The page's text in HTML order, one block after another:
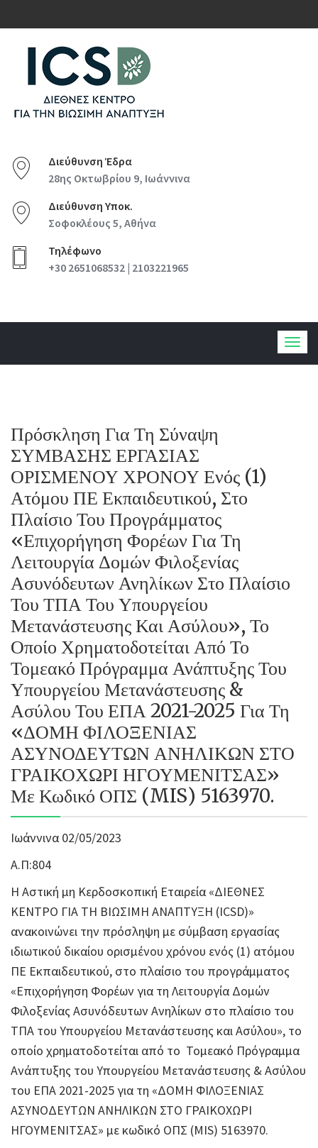
Διεύθυνση Έδρα
28ης Οκτωβρίου 9, Ιωάννινα
Διεύθυνση Υποκ.
Σοφοκλέους 5, Αθήνα
Τηλέφωνο
+30 2651068532 | 2103221965
Πρόσκληση Για Τη Σύναψη
ΣΥΜΒΑΣΗΣ ΕΡΓΑΣΙΑΣ
ΟΡΙΣΜΕΝΟΥ ΧΡΟΝΟΥ Ενός (1)
Ατόμου ΠΕ Εκπαιδευτικού, Στο
Πλαίσιο Του Προγράμματος
«Επιχορήγηση Φορέων Για Τη
Λειτουργία Δομών Φιλοξενίας
Ασυνόδευτων Ανηλίκων Στο Πλαίσιο
Του ΤΠΑ Του Υπουργείου
Μετανάστευσης Και Ασύλου», Το
Οποίο Χρηματοδοτείται Από Το
Τομεακό Πρόγραμμα Ανάπτυξης Του
Υπουργείου Μετανάστευσης &
Ασύλου Του ΕΠΑ 2021-2025 Για Τη
«ΔΟΜΗ ΦΙΛΟΞΕΝΙΑΣ
ΑΣΥΝΟΔΕΥΤΩΝ ΑΝΗΛΙΚΩΝ ΣΤΟ
ΓΡΑΙΚΟΧΩΡΙ ΗΓΟΥΜΕΝΙΤΣΑΣ»
Με Κωδικό ΟΠΣ (MIS) 5163970.
Ιωάννινα 02/05/2023
Α.Π:804
Η Αστική μη Κερδοσκοπική Εταιρεία «ΔΙΕΘΝΕΣ
ΚΕΝΤΡΟ ΓΙΑ ΤΗ ΒΙΩΣΙΜΗ ΑΝΑΠΤΥΞΗ (ICSD)»
ανακοινώνει την πρόσληψη με σύμβαση εργασίας
ιδιωτικού δικαίου ορισμένου χρόνου ενός (1) ατόμου
ΠΕ Εκπαιδευτικού, στο πλαίσιο του προγράμματος
«Επιχορήγηση Φορέων για τη Λειτουργία Δομών
Φιλοξενίας Ασυνόδευτων Ανηλίκων στο πλαίσιο του
ΤΠΑ του Υπουργείου Μετανάστευσης και Ασύλου», το
οποίο χρηματοδοτείται από το Τομεακό Πρόγραμμα
Ανάπτυξης του Υπουργείου Μετανάστευσης & Ασύλου
του ΕΠΑ 2021-2025 για τη «ΔΟΜΗ ΦΙΛΟΞΕΝΙΑΣ
ΑΣΥΝΟΔΕΥΤΩΝ ΑΝΗΛΙΚΩΝ ΣΤΟ ΓΡΑΙΚΟΧΩΡΙ
ΗΓΟΥΜΕΝΙΤΣΑΣ» με κωδικό ΟΠΣ (MIS) 5163970.